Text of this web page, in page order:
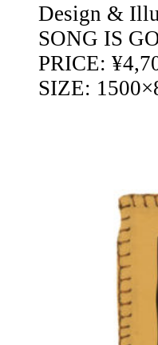
Design &
SONG IS
PRICE:
SIZE: